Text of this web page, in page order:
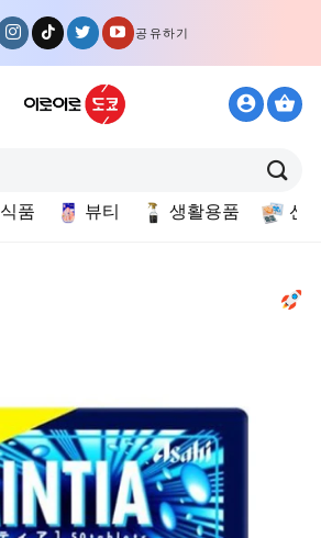
공유하기
식품 뷰티 생활용품 선